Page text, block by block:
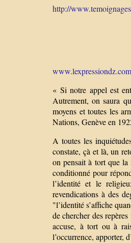
http://
« Si notre appel est
Autrement, on saura
moyens et toutes les
Nations, Genève en
A toutes les
constate, çà et là, un
on pensait à tort que la
conditionné pour
l’identité et le
revendications à des
"l’identité s’affiche
de chercher des
accuse, à tort ou à
l’occurrence, apporter,